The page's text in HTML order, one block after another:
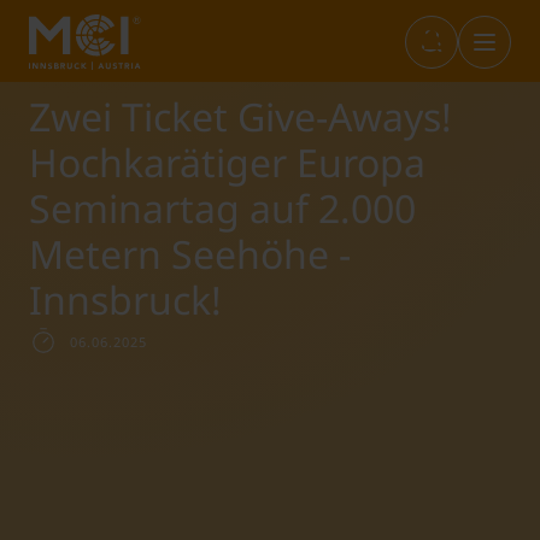
Infos & Academic Standards
Öffnungszeiten
Sponsion
Bibliothek
Career Center
Entrepreneurship & Start-ups
Marketplace
Student Life
Studium+
Internationals (full-degree)
Incoming Exchange
Outgoing Studierende
Zwei Ticket Give-Aways!
Hochkarätiger Europa
Seminartag auf 2.000
Metern Seehöhe -
Innsbruck!
06.06.2025